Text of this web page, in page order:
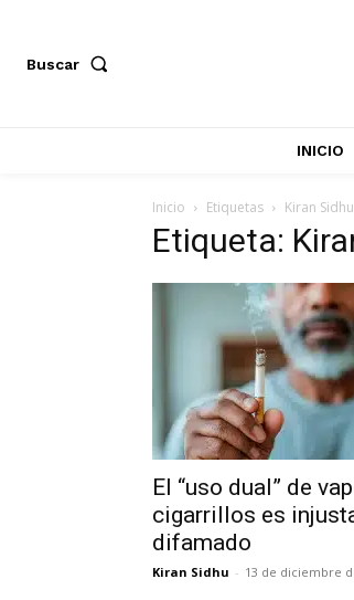
Buscar
INICIO
Inicio Etiquetas Kiran Sidhu
Etiqueta:
El “uso dual” de
cigarrillos es
difamado
Kiran Sidhu - 13 de diciembre